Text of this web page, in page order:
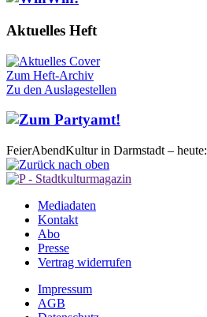
Aktuelles Heft
Zum Heft-Archiv
Zu den Auslagestellen
FeierAbendKultur in Darmstadt – heute:
Mediadaten
Kontakt
Abo
Presse
Vertrag widerrufen
Impressum
AGB